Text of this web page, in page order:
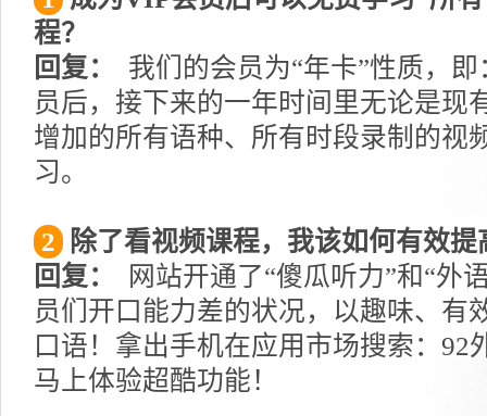
程？
回复：
我们的会员为“年卡”性质，
员后，接下来的一年时间里无论是现
增加的所有语种、所有时段录制的视
习。
2
除了看视频课程，我该如何有效
回复：
网站开通了“傻瓜听力”和“外
员们开口能力差的状况，以趣味、有
口语！拿出手机在应用市场搜索：92
马上体验超酷功能！